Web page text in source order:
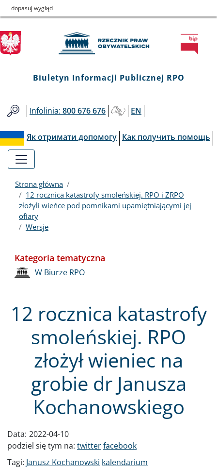
Przejdź
do
menu
głównego
Przejdź
do
treści
Przejdź
to
informacji
o
kontakcie
Przejdź
do
mapy
serwisu
Biuletyn
Informacji
Publicznej
RPO
+ dopasuj wygląd
Biuletyn Informacji Publicznej RPO
Infolinia: 800 676 676 EN
Як отримати допомогу Как получить помощь
Strona główna
12 rocznica katastrofy smoleńskiej. RPO i ZRPO
złożyli wieńce pod pomnikami upamiętniającymi jej
ofiary
Wersje
12 rocznica katastrofy
smoleńskiej. RPO
złożył wieniec na
grobie dr Janusza
Kochanowskiego
Data: 2022-04-10
podziel się tym na: twitterfacebook
Tagi: Janusz Kochanowski kalendarium
Kategoria tematyczna
W Biurze RPO